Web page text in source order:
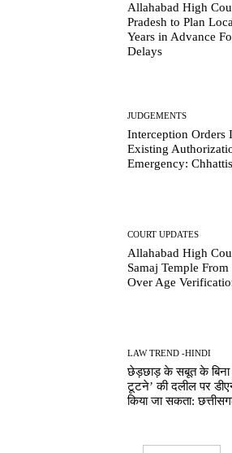
Allahabad High
Pradesh to Plan
Years in Advance
Delays
JUDGEMENTS
Interception Orders
Existing
Emergency:
COURT UPDATES
Allahabad High
Samaj Temple
Over Age
LAW TREND -HINDI
छेड़छाड़ के सबूत के
टूटने’ की दलील पर
किया जा सकता: